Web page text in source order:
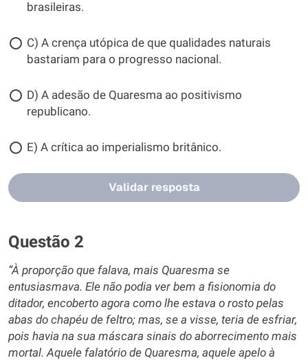
brasileiras.
C) A crença utópica de que qualidades naturais
bastariam para o progresso nacional.
D) A adesão de Quaresma ao positivismo
republicano.
E) A crítica ao imperialismo britânico.
Validar resposta
Questão 2
“À proporção que falava, mais Quaresma se
entusiasmava. Ele não podia ver bem a fisionomia do
ditador, encoberto agora como lhe estava o rosto pelas
abas do chapéu de feltro; mas, se a visse, teria de esfriar,
pois havia na sua máscara sinais do aborrecimento mais
mortal. Aquele falatório de Quaresma, aquele apelo à